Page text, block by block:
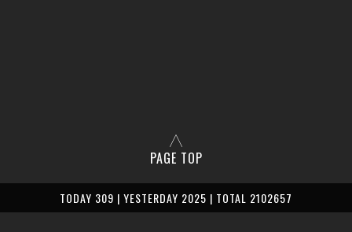
PAGE TOP
TODAY 309 | YESTERDAY 2025 | TOTAL 2102657